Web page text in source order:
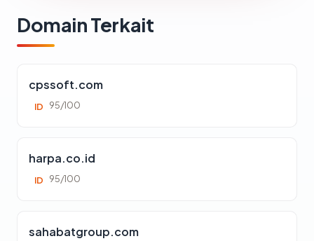
Domain Terkait
cpssoft.com
ID 95/100
harpa.co.id
ID 95/100
sahabatgroup.com